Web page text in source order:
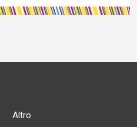
Altro